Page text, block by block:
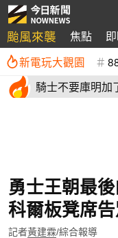
颱風來襲 焦點
新電玩大觀園
騎士不要庫明
勇士王朝最
科爾板凳席
記者黃建霖/綜合報導